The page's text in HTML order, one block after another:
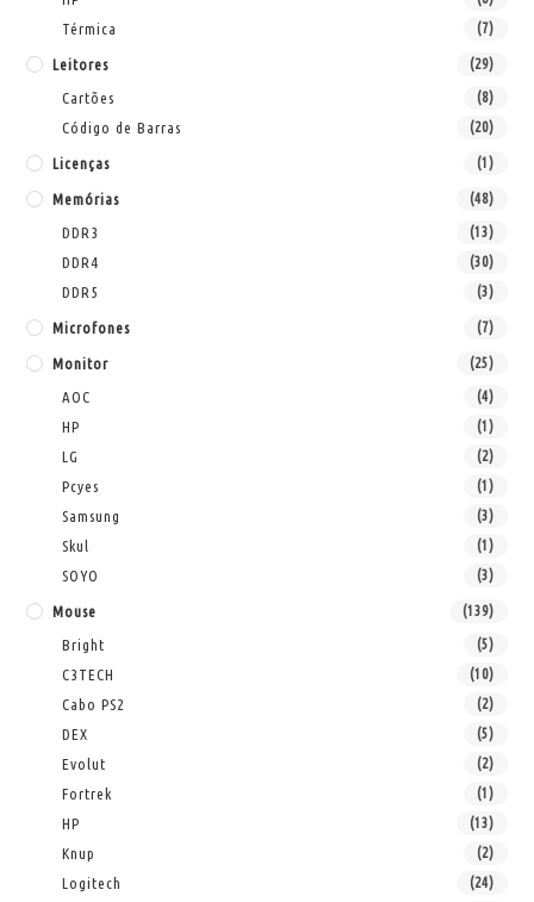
Térmica (7)
Leitores (29)
Cartões (8)
Código de Barras (20)
Licenças (1)
Memórias (48)
DDR3 (13)
DDR4 (30)
DDR5 (3)
Microfones (7)
Monitor (25)
AOC (4)
HP (1)
LG (2)
Pcyes (1)
Samsung (3)
Skul (1)
SOYO (3)
Mouse (139)
Bright (5)
C3TECH (10)
Cabo PS2 (2)
DEX (5)
Evolut (2)
Fortrek (1)
HP (13)
Knup (2)
Logitech (24)